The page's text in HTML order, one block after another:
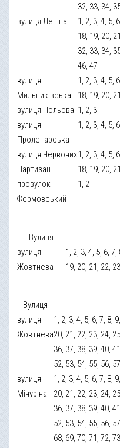
32, 33, 34,
вулиця Леніна
1, 2, 3, 4, 5,
18, 19, 20,
32, 33, 34,
46, 47
вулиця
Мильниківська
1, 2, 3, 4, 5,
18, 19, 20,
вулиця Польова 1, 2, 3
вулиця
Пролетарська
1, 2, 3, 4, 5,
вулиця Червоних
Партизан
1, 2, 3, 4, 5,
18, 19, 20, 21
провулок
Фермовський
1, 2
Вулиця
вулиця
Жовтнева
1, 2, 3, 4, 5, 6,
19, 20, 21, 22, 23
Вулиця
вулиця
Жовтнева
1, 2, 3, 4, 5, 6, 7, 8,
20, 21, 22, 23, 24,
36, 37, 38, 39, 40,
52, 53, 54, 55, 56,
вулиця
Мічуріна
1, 2, 3, 4, 5, 6, 7, 8,
20, 21, 22, 23, 24,
36, 37, 38, 39, 40,
52, 53, 54, 55, 56,
68, 69, 70, 71, 72,